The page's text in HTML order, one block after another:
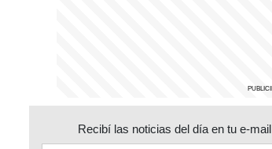
Recibí las noticias del día en tu e-mail